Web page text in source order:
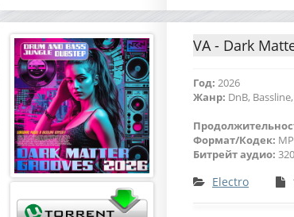
VA - Dark
Год: 2026
Жанр: DnB,
Формат/Кодек:
Битрейт аудио:
Electro